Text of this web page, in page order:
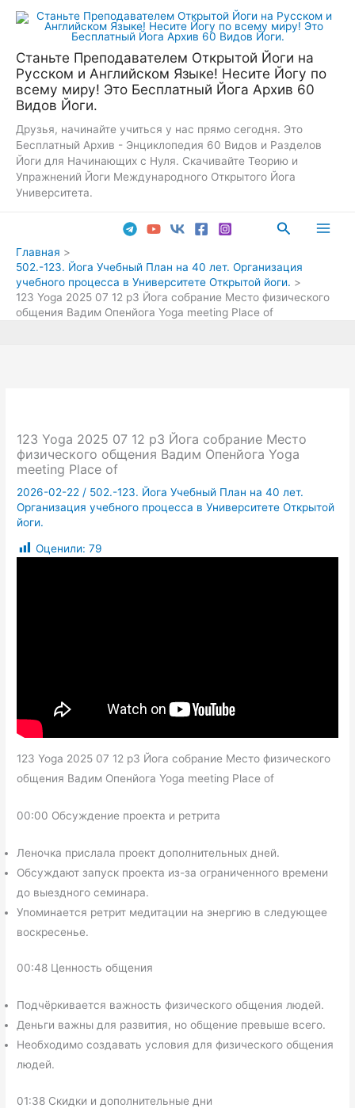
Перейти
Станьте Преподавателем Открытой Йоги на
Русском и Английском Языке! Несите Йогу по
всему миру! Это Бесплатный Йога Архив 60
Видов Йоги.
Друзья, начинайте учиться у нас прямо сегодня. Это
Бесплатный Архив - Энциклопедия 60 Видов и Разделов
Йоги для Начинающих с Нуля. Скачивайте Теорию и
Упражнений Йоги Международного Открытого Йога
Университета.
Поиск
Главная
502.-123. Йога Учебный План на 40 лет. Организация
учебного процесса в Университете Открытой йоги.
123 Yoga 2025 07 12 p3 Йога собрание Место физического
общения Вадим Опенйога Yoga meeting Place of
123 Yoga 2025 07 12 p3 Йога собрание Место
физического общения Вадим Опенйога Yoga
meeting Place of
2026-02-22 / 502.-123. Йога Учебный План на 40 лет.
Организация учебного процесса в Университете Открытой
йоги.
Оценили: 79
123 Yoga 2025 07 12 p3 Йога собрание Место физического
общения Вадим Опенйога Yoga meeting Place of
00:00 Обсуждение проекта и ретрита
Леночка прислала проект дополнительных дней.
Обсуждают запуск проекта из-за ограниченного времени
до выездного семинара.
Упоминается ретрит медитации на энергию в следующее
воскресенье.
00:48 Ценность общения
Подчёркивается важность физического общения людей.
Деньги важны для развития, но общение превыше всего.
Необходимо создавать условия для физического общения
людей.
01:38 Скидки и дополнительные дни